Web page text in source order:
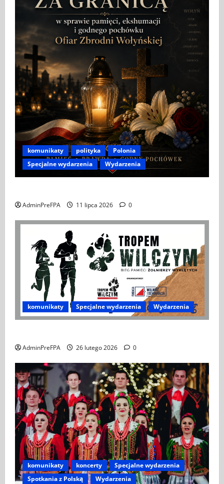
komunikaty polityka
Polonia
Specjalne wydarzenia
Wydarzenia
AdminPreFPA 11 lipca 2026 0
komunikaty Specjalne wydarzenia Wydarzenia
AdminPreFPA 26 lutego 2026 0
komunikaty koncerty
Specjalne wydarzenia
Spotkania z Polską
Wydarzenia